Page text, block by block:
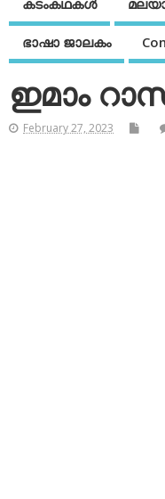
കടംകഥകള്‍
ഭാഷാ ജാലകം
ഇമാം
February 27, 2023